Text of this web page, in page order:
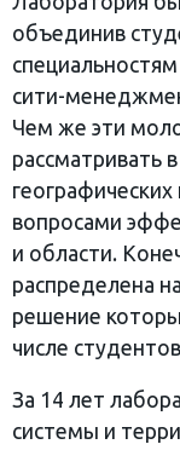
объединив
сити-
Чем же эти
рассматривать
вопросами
и области.
распределена
решение
числе
За 14 лет
системы и